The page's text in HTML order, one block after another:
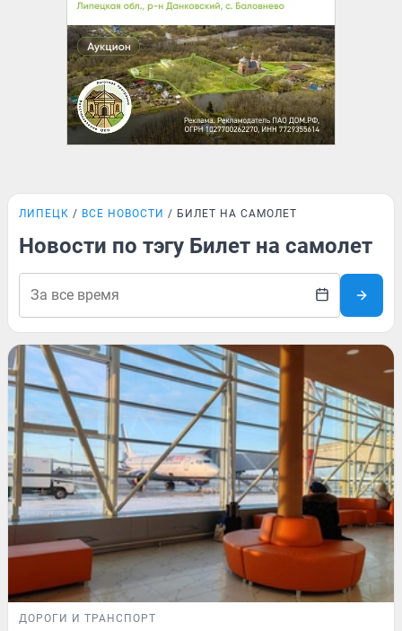
ЛИПЕЦК ВСЕ НОВОСТИ БИЛЕТ НА САМОЛЕТ
Новости по тэгу Билет на самолет
ДОРОГИ И ТРАНСПОРТ